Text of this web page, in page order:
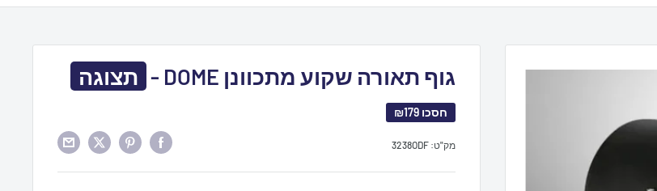
גוף תאורה שקוע מתכוונן DOME - תצוגה
חסכו₪179
מק"ט:3238ODF